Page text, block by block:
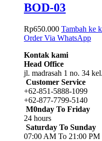
BOD-03
Rp650.000 Tambah ke
Order Via WhatsApp
Kontak kami
Head Office
jl. madrasah 1 no. 34
Customer Service
+62-851-5888-1099
+62-877-7799-5140
M0nday To Friday
24 hours
Saturday To Sunday
07:00 AM To 21:00 PM